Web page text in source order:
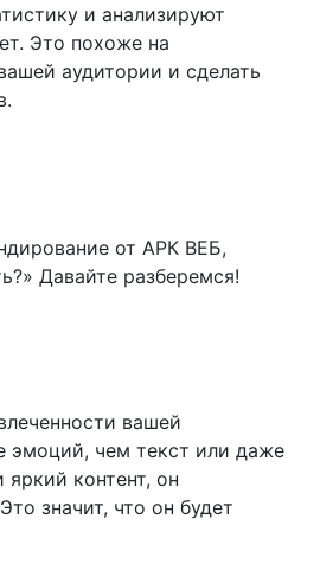
и анализируют
Это похоже на
аудитории и сделать
от АРК ВЕБ,
Давайте разберемся!
вашей
эмоций, чем текст или даже
контент, он
значит, что он будет